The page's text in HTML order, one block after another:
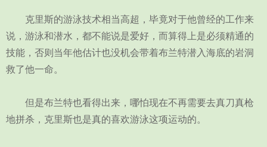
克里斯的游泳技术相当高超，毕竟对于他曾经的工作来
说，游泳和潜水，都不能说是爱好，而算得上是必须精通的
技能，否则当年他估计也没机会带着布兰特潜入海底的岩洞
救了他一命。
但是布兰特也看得出来，哪怕现在不再需要去真刀真枪
地拼杀，克里斯也是真的喜欢游泳这项运动的。